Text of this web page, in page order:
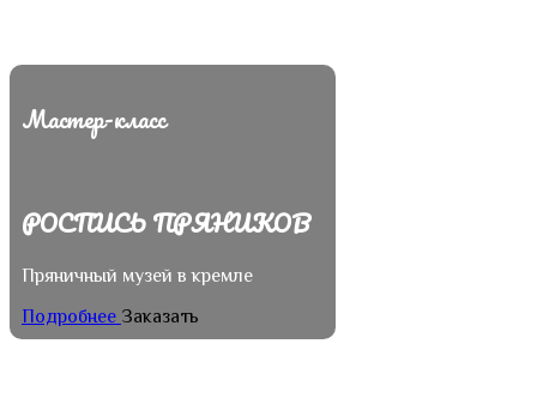
Мастер-класс
РОСПИСЬ ПРЯНИКОВ
Пряничный музей в кремле
Подробнее Заказать